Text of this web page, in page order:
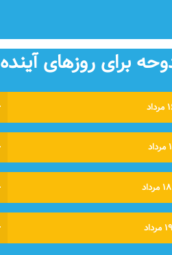
برای روزهای آينده